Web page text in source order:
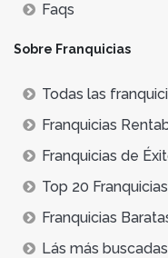
Faqs
Sobre Franquicias
Todas las
Franquicias
Franquicias de
Top 20 Franquicias
Franquicias
Lás más buscadas